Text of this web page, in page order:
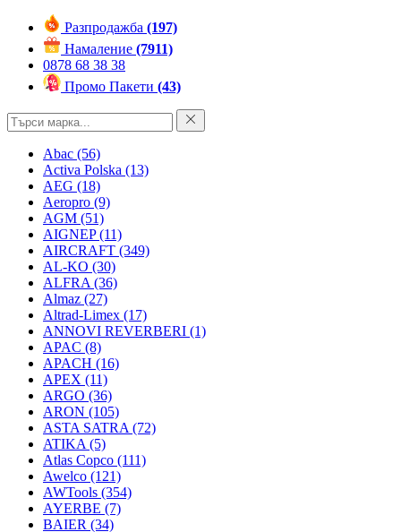
Разпродажба (197)
Намаление (7911)
0878 68 38 38
Промо Пакети (43)
Abac (56)
Activa Polska (13)
AEG (18)
Aeropro (9)
AGM (51)
AIGNEP(11)
AIRCRAFT (349)
AL-KO (30)
ALFRA (36)
Almaz (27)
Altrad-Limex (17)
ANNOVI REVERBERI (1)
APAC (8)
APACH (16)
APEX (11)
ARGO (36)
ARON (105)
ASTA SATRA (72)
ATIKA (5)
Atlas Copco (111)
Awelco (121)
AWTools (354)
AYERBE (7)
BAIER (34)